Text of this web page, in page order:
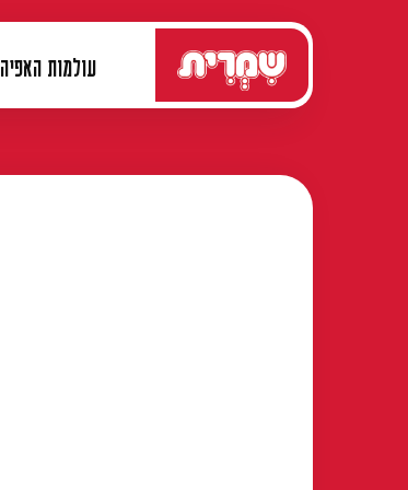
ניווט ראשי עולמות האפיה